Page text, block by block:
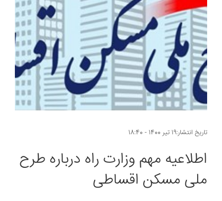
تاریخ انتشار:19 تیر 1400 - 18:40
اطلاعیه مهم وزارت راه درباره طرح
ملی مسکن اقساطی